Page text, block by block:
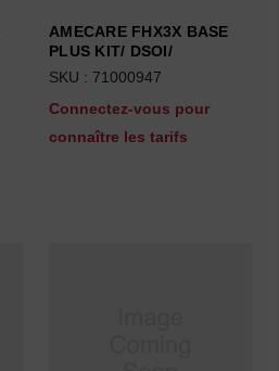
AMECARE FHX3X BASE
PLUS KIT/ DSOI/
SKU : 71000947
Connectez-vous pour
connaître les tarifs